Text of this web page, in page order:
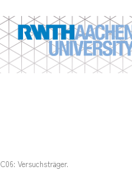
C06: Versuchsträger.